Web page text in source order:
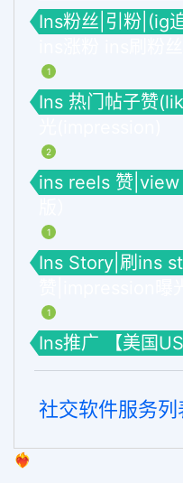
Ins粉丝|引粉|(ig
1
Ins 热门帖子赞
2
ins reels 赞|view
1
Ins Story|刷ins
1
Ins推广 【美国
社交软件服务
❤️‍🔥